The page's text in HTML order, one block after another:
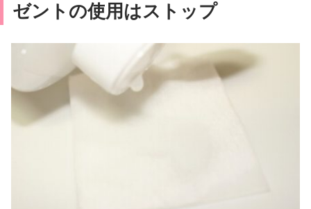
ゼントの使用はストップ